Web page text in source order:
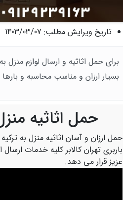
تاریخ ویرایش مطلب: 1403/03/07
برای حمل اثاثیه و ارسال لوازم منزل
بسیار ارزان و مناسب محاسبه و
حمل اثاثیه
حمل ارزان و آسان اثاثیه منزل به
باربری تهران کالابر کلیه خدمات
عزیز قرار می دهد.